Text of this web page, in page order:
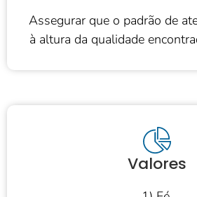
Assegurar que o padrão de
à altura da qualidade
Valores